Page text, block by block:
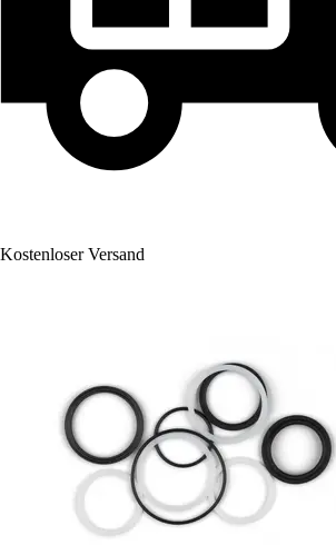
Kostenloser Versand